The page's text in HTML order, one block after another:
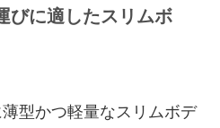
びに適したスリムボ
型かつ軽量なスリムボデ